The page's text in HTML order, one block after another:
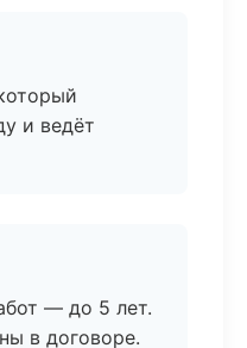
и ведёт
— до 5 лет.
в договоре.